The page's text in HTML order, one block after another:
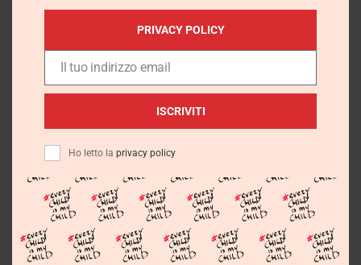
browser per la prossima volta che commento.
PRIVACY POLICY
Email
Il tuo indirizzo email
ISCRIVITI
Ho letto la privacy policy